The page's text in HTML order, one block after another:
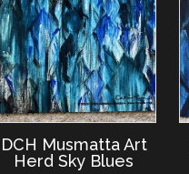
DCH Musmatta Art
Herd Sky Blues